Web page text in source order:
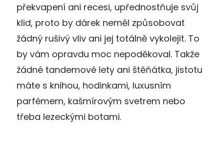
překvapení ani recesi, upřednostňuje svůj
klid, proto by dárek neměl způsobovat
žádný rušivý vliv ani jej totálně vykolejit. To
by vám opravdu moc nepoděkoval. Takže
žádné tandemové lety ani štěňátka, jistotu
máte s knihou, hodinkami, luxusním
parfémem, kašmírovým svetrem nebo
třeba lezeckými botami.